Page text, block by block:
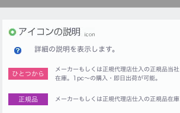
詳細の説明を表示します。
ひとつから
メーカーもしくは正規代理店仕入の正規品当社
在庫。1pc〜の購入・即日出荷が可能。
正規品 メーカーもしくは正規代理店仕入の正規品在庫